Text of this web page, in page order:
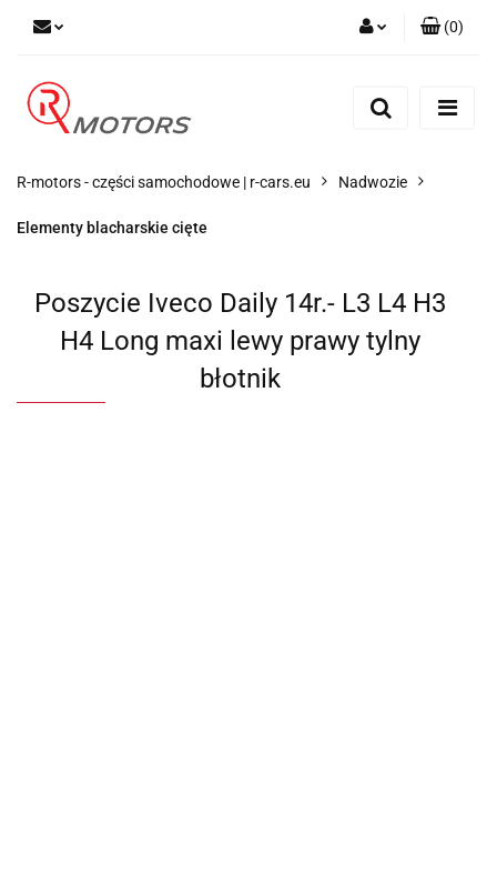
Zarejestruj się
(0)
R-motors - części samochodowe | r-cars.eu Nadwozie
Elementy blacharskie cięte
Poszycie Iveco Daily 14r.- L3 L4 H3
H4 Long maxi lewy prawy tylny
błotnik